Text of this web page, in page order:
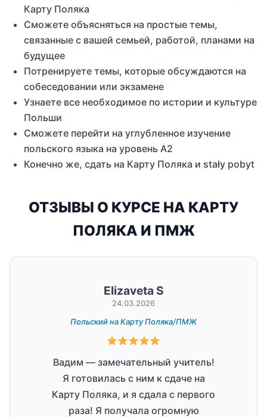
Карту Поляка
Сможете объясняться на простые темы,
связанные с вашей семьей, работой, планами на
будущее
Потренируете темы, которые обсуждаются на
собеседовании или экзамене
Узнаете все необходимое по истории и культуре
Польши
Сможете перейти на углубленное изучение
польского языка на уровень А2
Конечно же, сдать на Карту Поляка и stały pobyt
ОТЗЫВЫ О КУРСЕ НА КАРТУ
ПОЛЯКА И ПМЖ
Elizaveta S
24.03.2026
Польский на Карту Поляка/ПМЖ
Вадим — замечательный учитель!
Я готовилась с ним к сдаче на
Карту Поляка, и я сдала с первого
раза! Я получала огромную